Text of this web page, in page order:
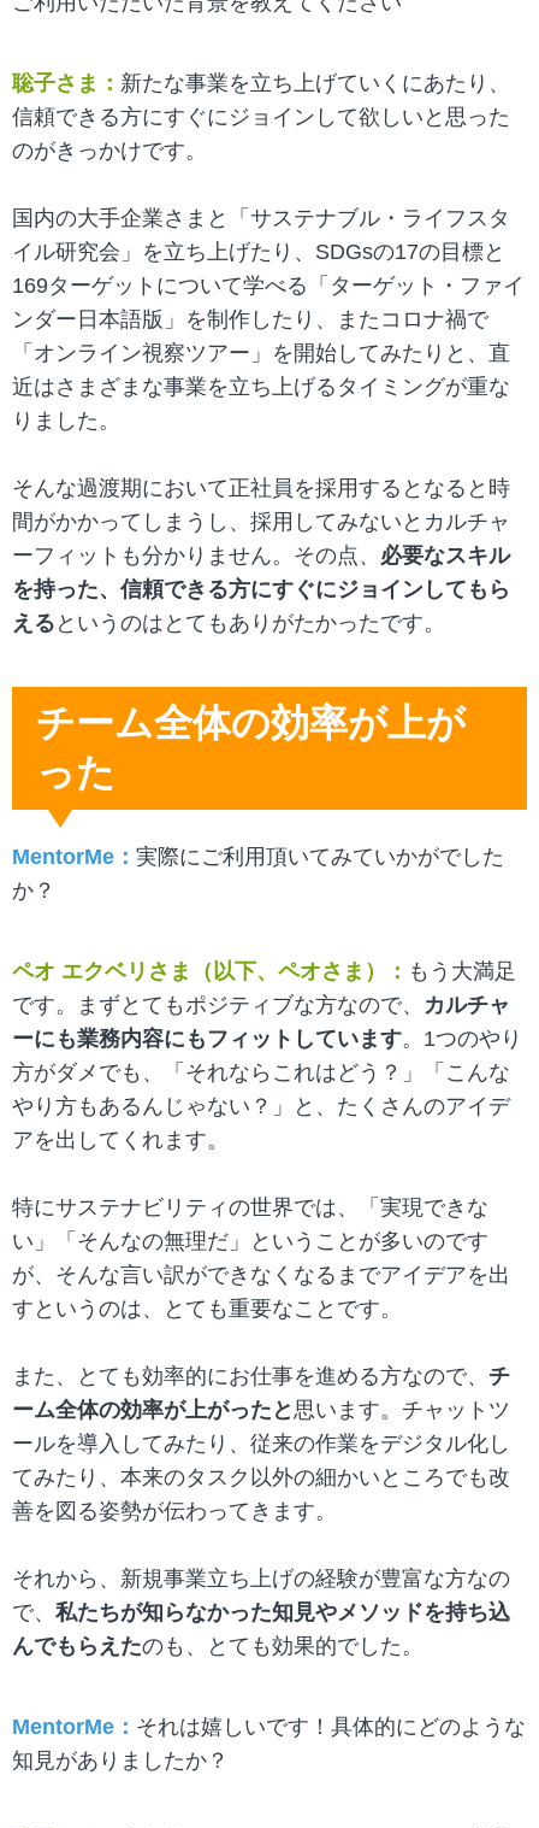
聡子さま： 新たな事業を立ち上げていくにあたり、
信頼できる方にすぐにジョインして欲しいと思った
のがきっかけです。
国内の大手企業さまと「サステナブル・ライフスタ
イル研究会」を立ち上げたり、SDGsの17の目標と
169ターゲットについて学べる「ターゲット・ファイ
ンダー日本語版」を制作したり、またコロナ禍で
「オンライン視察ツアー」を開始してみたりと、直
近はさまざまな事業を立ち上げるタイミングが重な
りました。
そんな過渡期において正社員を採用するとなると時
間がかかってしまうし、採用してみないとカルチャ
ーフィットも分かりません。その点、 必要なスキル
を持った、信頼できる方にすぐにジョインしてもら
える というのはとてもありがたかったです。
チーム全体の効率が上が
った
MentorMe： 実際にご利用頂いてみていかがでした
か？
ペオ エクベリさま（以下、ペオさま）： もう大満足
です。まずとてもポジティブな方なので、 カルチャ
ーにも業務内容にもフィットしています。1つのやり
方がダメでも、「それならこれはどう？」「こんな
やり方もあるんじゃない？」と、たくさんのアイデ
アを出してくれます。
特にサステナビリティの世界では、「実現できな
い」「そんなの無理だ」ということが多いのです
が、そんな言い訳ができなくなるまでアイデアを出
すというのは、とても重要なことです。
また、とても効率的にお仕事を進める方なので、 チ
ーム全体の効率が上がったと思います。チャットツ
ールを導入してみたり、従来の作業をデジタル化し
てみたり、本来のタスク以外の細かいところでも改
善を図る姿勢が伝わってきます。
それから、新規事業立ち上げの経験が豊富な方なの
で、 私たちが知らなかった知見やメソッドを持ち込
んでもらえたのも、とても効果的でした。
MentorMe： それは嬉しいです！具体的にどのような
知見がありましたか？